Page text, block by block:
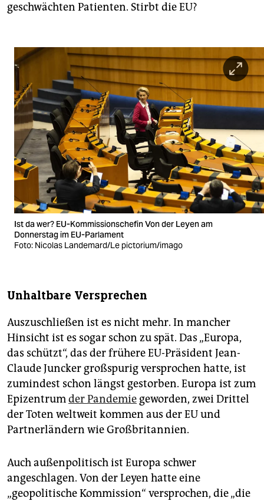
geschwächten Patienten. Stirbt die EU?
Ist da wer? EU-Kommissionschefin Von der Leyen am
Donnerstag im EU-Parlament
Foto: Nicolas Landemard/Le pictorium/imago
Unhaltbare Versprechen
Auszuschließen ist es nicht mehr. In mancher
Hinsicht ist es sogar schon zu spät. Das „Europa,
das schützt“, das der frühere EU-Präsident Jean-
Claude Juncker großspurig versprochen hatte, ist
zumindest schon längst gestorben. Europa ist zum
Epizentrumder Pandemie geworden, zwei Drittel
der Toten weltweit kommen aus der EU und
Partnerländern wie Großbritannien.
Auch außenpolitisch ist Europa schwer
angeschlagen. Von der Leyen hatte eine
„geopolitische Kommission“ versprochen, die „die